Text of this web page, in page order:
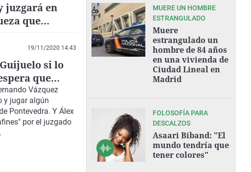
juzgará en
que
19/11/2020 14:43
si lo
que
Vázquez
y jugar algún
Pontevedra. Y Álex
por el juzgado
MUERE UN HOMBRE
ESTRANGULADO
Muere
estrangulado un
hombre de 84 años
en una vivienda de
Ciudad Lineal en
Madrid
FOLOSOFÍA PARA
DESCALZOS
Asaari Biband: "El
mundo tendría que
tener colores"